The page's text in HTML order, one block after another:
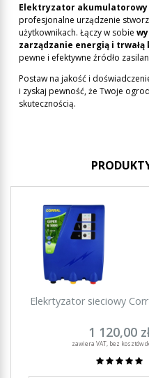
Elektryzator akumulatorowy
profesjonalne urządzenie
użytkownikach. Łączy w sobie
zarządzanie energią i
pewne i efektywne źródło
Postaw na jakość i
i zyskaj pewność, że Twoje
skutecznością.
Elekrtyzator sieciowy
1 120,00
zawiera VAT, bez kosztów